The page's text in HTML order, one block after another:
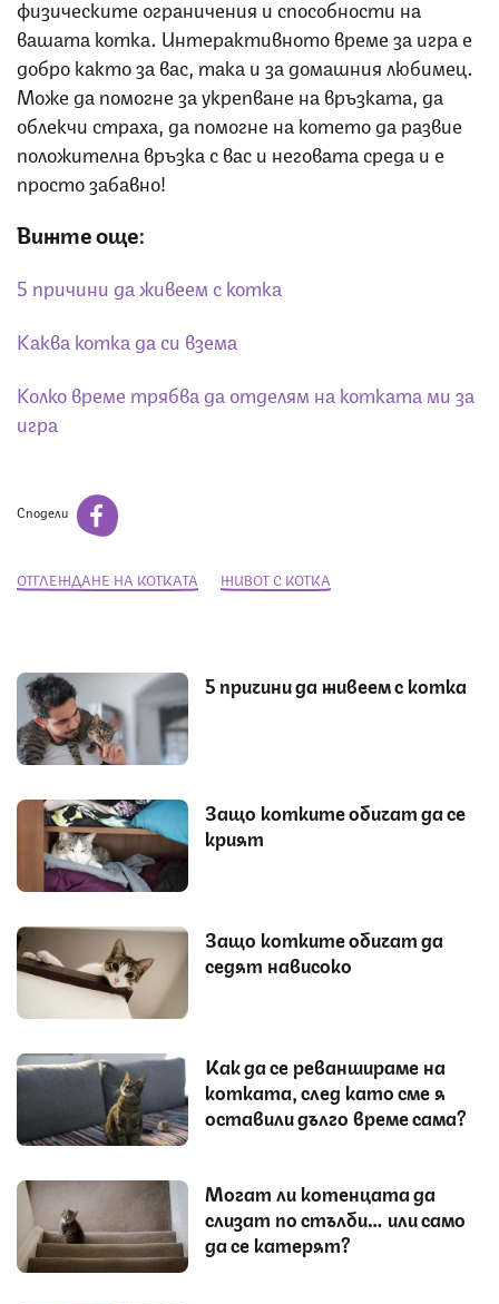
физическите ограничения и способности на
вашата котка. Интерактивното време за игра е
добро както за вас, така и за домашния любимец.
Може да помогне за укрепване на връзката, да
облекчи страха, да помогне на котето да развие
положителна връзка с вас и неговата среда и е
просто забавно!
Вижте още:
5 причини да живеем с котка
Каква котка да си взема
Колко време трябва да отделям на котката ми за
игра
Сподели
ОТГЛЕЖДАНЕ НА КОТКАТА ЖИВОТ С КОТКА
5 причини да живеем с котка
Защо котките обичат да се
крият
Защо котките обичат да
седят нависоко
Как да се реваншираме на
котката, след като сме я
оставили дълго време сама?
Могат ли котенцата да
слизат по стълби… или само
да се катерят?